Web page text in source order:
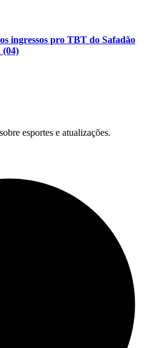
ingressos pro TBT do Safadão
(04)
esportes e atualizações.